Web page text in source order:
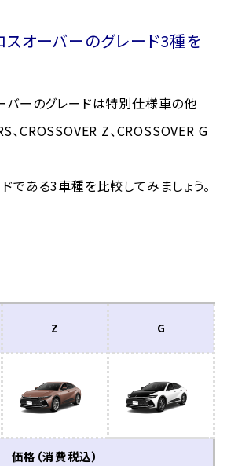
スオーバーのグレード3種を
バーのグレードは特別仕様車の他
、CROSSOVER Z、CROSSOVER G
である3車種を比較してみましょう。
Z G
価格（消費税込）